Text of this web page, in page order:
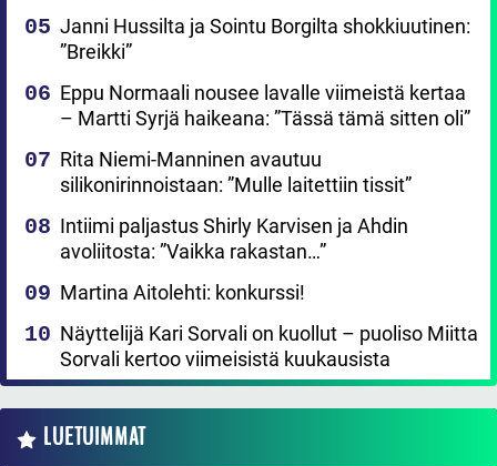
Janni Hussilta ja Sointu Borgilta shokkiuutinen:
”Breikki”
Eppu Normaali nousee lavalle viimeistä kertaa
– Martti Syrjä haikeana: ”Tässä tämä sitten oli”
Rita Niemi-Manninen avautuu
silikonirinnoistaan: ”Mulle laitettiin tissit”
Intiimi paljastus Shirly Karvisen ja Ahdin
avoliitosta: ”Vaikka rakastan…”
Martina Aitolehti: konkurssi!
Näyttelijä Kari Sorvali on kuollut – puoliso Miitta
Sorvali kertoo viimeisistä kuukausista
LUETUIMMAT